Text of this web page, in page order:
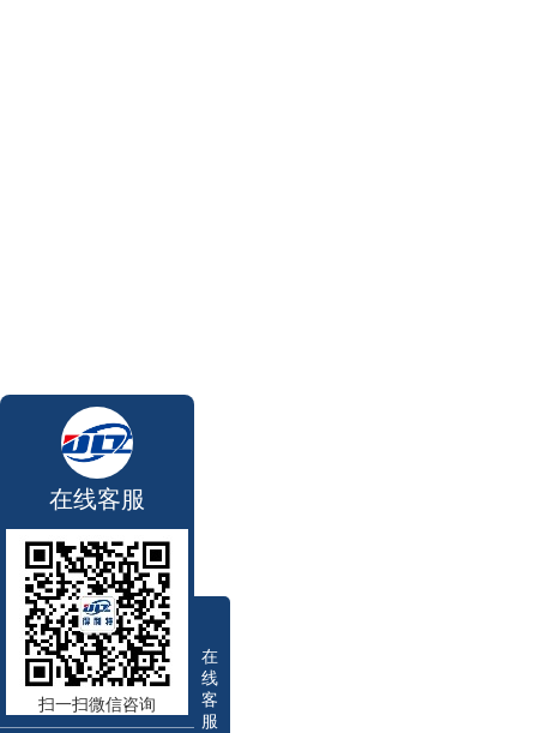
在
线
客
服
在线客服
扫一扫微信咨询